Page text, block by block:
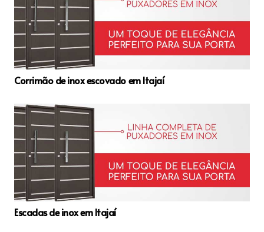
Corrimão de inox escovado em Itajaí
Escadas de inox em Itajaí